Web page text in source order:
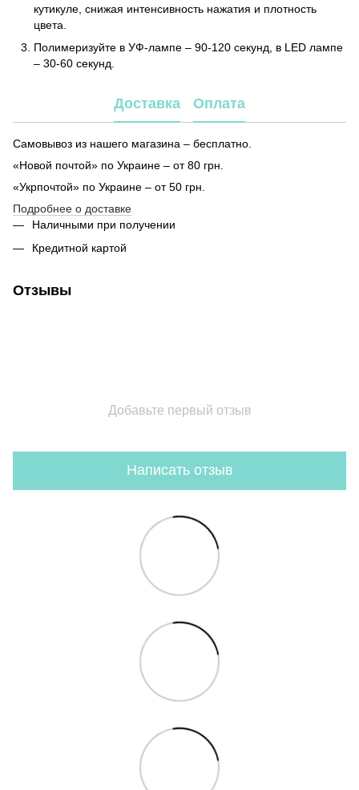
кутикуле, снижая интенсивность нажатия и плотность
цвета.
Полимеризуйте в УФ-лампе – 90-120 секунд, в LED лампе
– 30-60 секунд.
Доставка Оплата
Самовывоз из нашего магазина – бесплатно.
«Новой почтой» по Украине – от 80 грн.
«Укрпочтой» по Украине – от 50 грн.
Подробнее о доставке
Наличными при получении
Кредитной картой
Отзывы
Добавьте первый отзыв
Написать отзыв